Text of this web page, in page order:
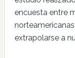
encuesta entre
extrapolarse a